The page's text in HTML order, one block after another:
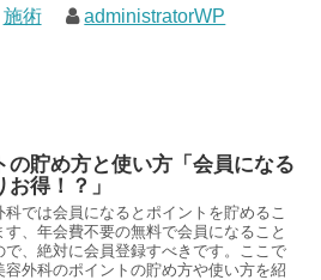
施術 administratorWP
の貯め方と使い方「会員になる
お得！？」
科では会員になるとポイントを貯めるこ
す、年会費不要の無料で会員になること
で、絶対に会員登録すべきです。ここで
容外科のポイントの貯め方や使い方を紹